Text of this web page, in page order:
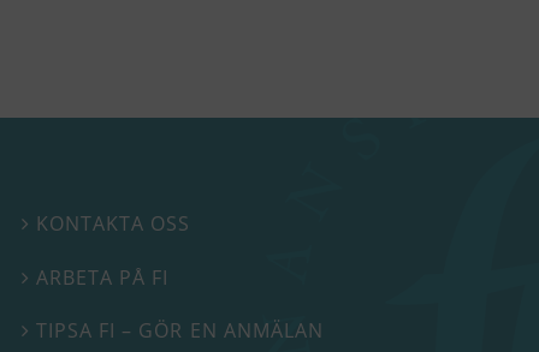
 KONTAKTA OSS
 ARBETA PÅ FI
TIPSA FI – GÖR EN ANMÄLAN